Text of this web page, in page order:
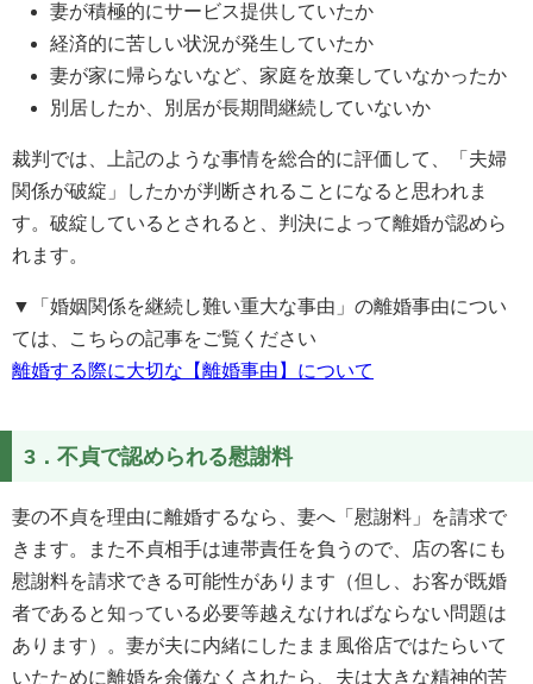
妻が積極的にサービス提供していたか
経済的に苦しい状況が発生していたか
妻が家に帰らないなど、家庭を放棄していなかったか
別居したか、別居が長期間継続していないか
裁判では、上記のような事情を総合的に評価して、「夫婦
関係が破綻」したかが判断されることになると思われま
す。破綻しているとされると、判決によって離婚が認めら
れます。
▼「婚姻関係を継続し難い重大な事由」の離婚事由につい
ては、こちらの記事をご覧ください
離婚する際に大切な【離婚事由】について
3．不貞で認められる慰謝料
妻の不貞を理由に離婚するなら、妻へ「慰謝料」を請求で
きます。また不貞相手は連帯責任を負うので、店の客にも
慰謝料を請求できる可能性があります（但し、お客が既婚
者であると知っている必要等越えなければならない問題は
あります）。妻が夫に内緒にしたまま風俗店ではたらいて
いたために離婚を余儀なくされたら、夫は大きな精神的苦